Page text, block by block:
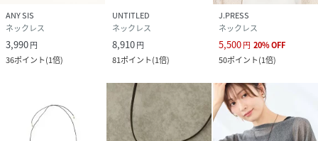
ANY SIS
ネックレス
3,990円
36ポイント(1倍)
UNTITLED
ネックレス
8,910円
81ポイント(1倍)
J.PRESS
ネックレス
5,500円 20%OFF
50ポイント(1倍)